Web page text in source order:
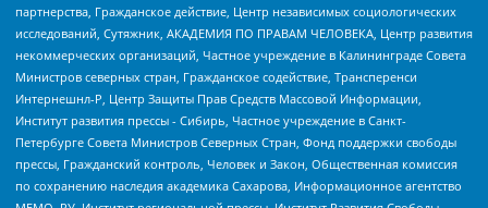
партнерства, Гражданское действие, Центр независимых социологических
исследований, Сутяжник, АКАДЕМИЯ ПО ПРАВАМ ЧЕЛОВЕКА, Центр развития
некоммерческих организаций, Частное учреждение в Калининграде Совета
Министров северных стран, Гражданское содействие, Трансперенси
Интернешнл-Р, Центр Защиты Прав Средств Массовой Информации,
Институт развития прессы - Сибирь, Частное учреждение в Санкт-
Петербурге Совета Министров Северных Стран, Фонд поддержки свободы
прессы, Гражданский контроль, Человек и Закон, Общественная комиссия
по сохранению наследия академика Сахарова, Информационное агентство